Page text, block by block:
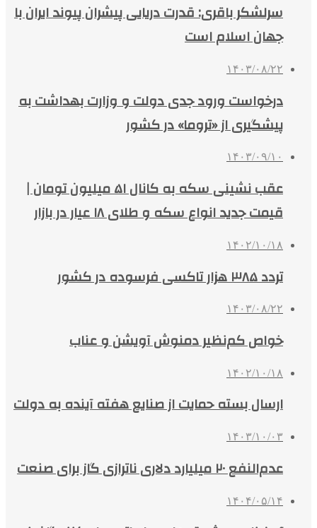
سرلشکر باقری: قدرت دریایی پیشران پیوند ایران با
جهان اسلام است
۱۴۰۳/۰۸/۲۲
درخواست ورود جدی دولت و وزارت بهداشت به
پیشگیری از «تروما» در کشور
۱۴۰۳/۰۹/۱۰
عقب نشینی سکه به کانال ۵۱ میلیون تومان |
قیمت جدید انواع سکه و طلای ۱۸ عیار در بازار
۱۴۰۲/۱۰/۱۸
تردد ۳۸۵ هزار تاکسی فرسوده در کشور
۱۴۰۳/۰۸/۲۲
خواص کم‌نظیر دمنوش آویشن و عناب
۱۴۰۲/۱۰/۱۸
ارسال بسته حمایت از صنایع هفته آینده به دولت
۱۴۰۳/۱۰/۰۳
عدم‌النفع ۲۰ میلیارد دلاری ناترازی گاز برای صنعت
۱۴۰۴/۰۵/۱۴